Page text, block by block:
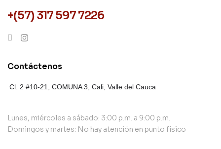
+(57) 317 597 7226
Contáctenos
Cl. 2 #10-21, COMUNA 3, Cali, Valle del Cauca
Lunes, miércoles a sábado: 3:00 p.m. a 9:00 p.m.
Domingos y martes: No hay atención en punto físico